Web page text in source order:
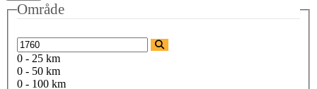
Område
0 - 25 km
0 - 50 km
0 - 100 km